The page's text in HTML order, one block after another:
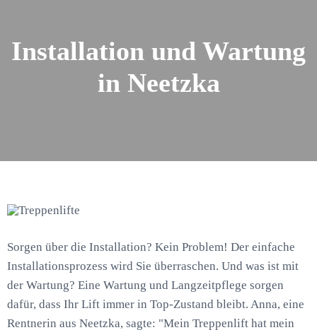
Installation und Wartung
in Neetzka
Sorgen über die Installation? Kein Problem! Der einfache
Installationsprozess wird Sie überraschen. Und was ist mit
der Wartung? Eine Wartung und Langzeitpflege sorgen
dafür, dass Ihr Lift immer in Top-Zustand bleibt. Anna, eine
Rentnerin aus Neetzka, sagte: "Mein Treppenlift hat mein